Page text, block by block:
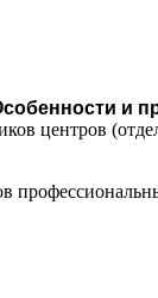
и
центров